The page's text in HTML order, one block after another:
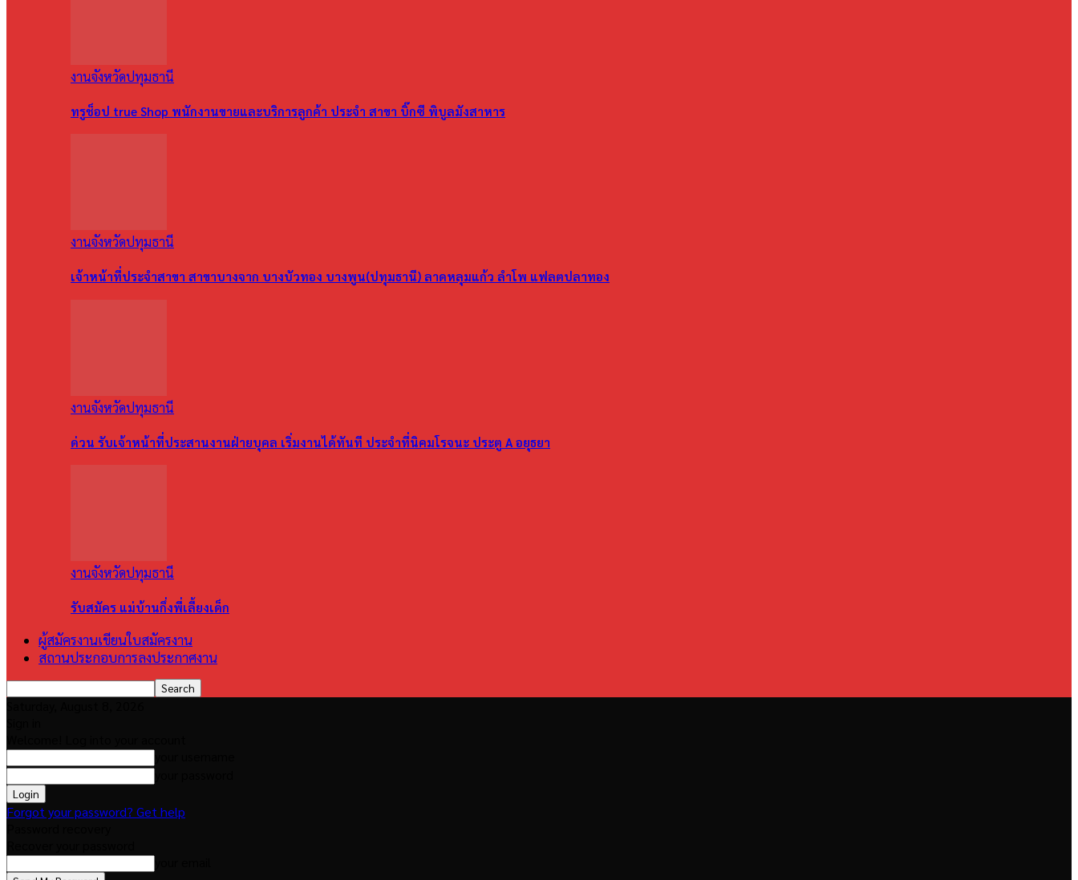
งานจังหวัดปทุมธานี
ทรูช็อป true Shop พนักงานขายและบริการลูกค้า ประจำ สาขา บิ๊กซี พิบูลมังสาหาร
งานจังหวัดปทุมธานี
เจ้าหน้าที่ประจำสาขา สาขาบางจาก บางบัวทอง บางพูน(ปทุมธานี) ลาดหลุมแก้ว ลำโพ แฟลตปลาทอง
งานจังหวัดปทุมธานี
ด่วน รับเจ้าหน้าที่ประสานงานฝ่ายบุคล เริ่มงานได้ทันที ประจำที่นิคมโรจนะ ประตู A อยุธยา
งานจังหวัดปทุมธานี
รับสมัคร แม่บ้านกึ่งพี่เลี้ยงเด็ก
ผู้สมัครงานเขียนใบสมัครงาน
สถานประกอบการลงประกาศงาน
Forgot your password? Get help